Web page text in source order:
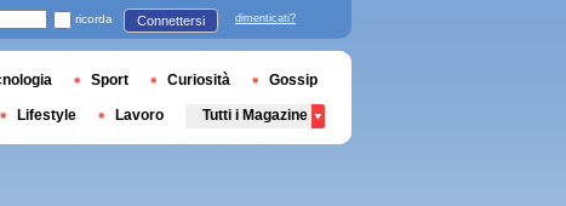
ricorda Connettersi dimenticati?
Sport Curiosità Gossip
Lifestyle Lavoro Tutti i Magazine